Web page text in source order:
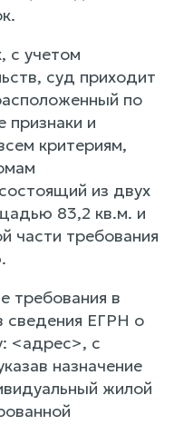
с учетом
суд приходит
по
признаки и
критериям,
из двух
83,2 кв.м. и
части требования
требования в
сведения ЕГРН о
<адрес>, с
назначение
жилой